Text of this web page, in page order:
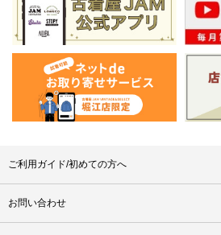
ご利用ガイド/初めての方へ
お問い合わせ